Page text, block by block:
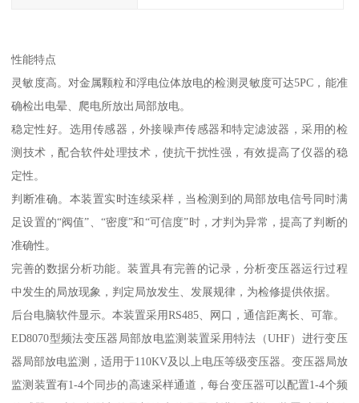
性能特点
灵敏度高。对金属颗粒和浮电位体放电的检测灵敏度可达5PC，能准
确检出电晕、爬电所放出局部放电。
稳定性好。选用传感器，外接噪声传感器和特定滤波器，采用的检
测技术，配合软件处理技术，使抗干扰性强，有效提高了仪器的稳
定性。
判断准确。本装置实时连续采样，当检测到的局部放电信号同时满
足设置的“阀值”、“密度”和“可信度”时，才判为异常，提高了判断的
准确性。
完善的数据分析功能。装置具有完善的记录，分析变压器运行过程
中发生的局放现象，判定局放发生、发展规律，为检修提供依据。
后台电脑软件显示。本装置采用RS485、网口，通信距离长、可靠。
ED8070型频法变压器局部放电监测装置采用特法（UHF）进行变压
器局部放电监测，适用于110KV及以上电压等级变压器。变压器局放
监测装置有1-4个同步的高速采样通道，每台变压器可以配置1-4个频